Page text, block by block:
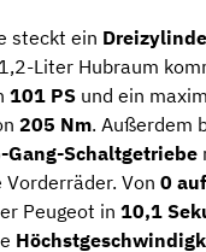
steckt ein
Liter Hubraum
101 PS und ein
205 Nm. Außerdem
Gang-Schaltgetriebe
Von 0
Peugeot in 10,1